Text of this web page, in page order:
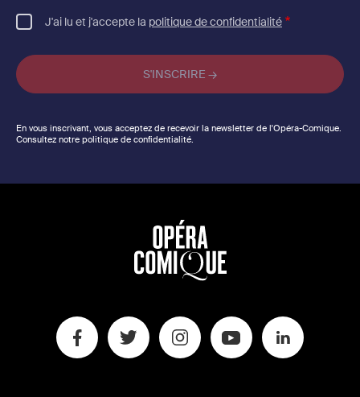
J'ai lu et j'accepte la politique de confidentialité
En vous inscrivant, vous acceptez de recevoir la newsletter de l'Opéra-Comique.
Consultez notre politique de confidentialité.